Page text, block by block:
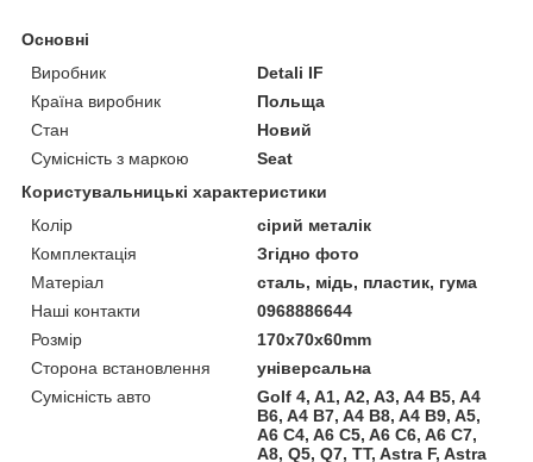
Основні
Виробник
Detali IF
Країна виробник
Польща
Стан
Новий
Сумісність з маркою
Seat
Користувальницькі характеристики
Колір
сірий металік
Комплектація
Згідно фото
Матеріал
сталь, мідь, пластик, гума
Наші контакти
0968886644
Розмір
170х70х60mm
Сторона встановлення
універсальна
Сумісність авто
Golf 4, A1, A2, A3, A4 B5, A4
B6, A4 B7, A4 B8, A4 B9, A5,
A6 C4, A6 C5, A6 C6, A6 C7,
A8, Q5, Q7, TT, Astra F, Astra